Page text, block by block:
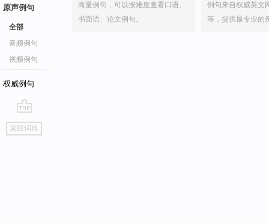
原声例句
全部
音频例句
视频例句
权威例句
go
top
返回词典
海量例句，可以按难度查看口语、
书面语、论文例句。
例句来自权威英文
等，提供最专业的